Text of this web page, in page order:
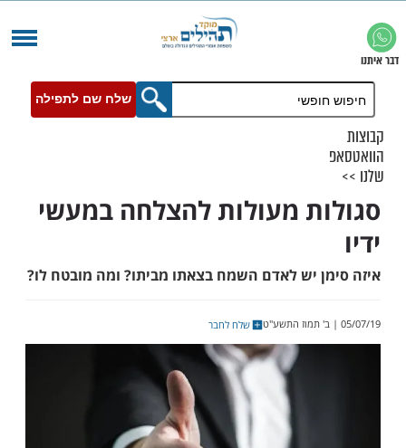
שלח שם לתפילה
מעולות להצלחה במעשי
יש לאדם השמח בצאתו מביתו? ומה מובטח לו?
שלח לחבר